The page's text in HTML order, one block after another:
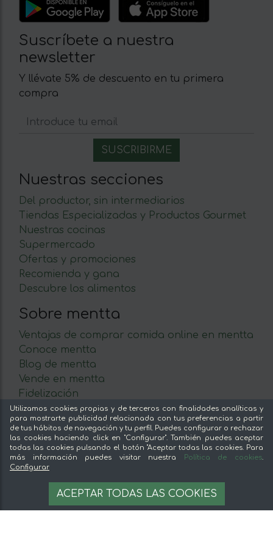
27,20 €
Suscríbete a nuestra
newsletter
Y llévate 5% de descuento en tu primera
compra
Nuestras secciones
Del productor, sin intermediarios
Tiendas Especializadas y Productos Gourmet
Nuestras cocinas
Supermercado
Ofertas y promociones
Recomienda y gana
Descubre los alimentos
Sobre mentta
Ventajas de comprar comida online en mentta
Conoce mentta
Blog de mentta
Vende en mentta
Fidelización
Preguntas frecuentes
Legal
Aviso legal
Términos y condiciones
Pago seguro
Gestion de cookies
Utilizamos cookies propias y de terceros con finalidades analíticas y
para mostrarte publicidad relacionada con tus preferencias a partir
de tus hábitos de navegación y tu perfil. Puedes configurar o rechazar
las cookies haciendo click en "Configurar". También puedes aceptar
todas las cookies pulsando el botón "Aceptar todas las cookies. Para
más información puedes visitar nuestra
Política de cookies.
Configurar
ACEPTAR TODAS LAS COOKIES